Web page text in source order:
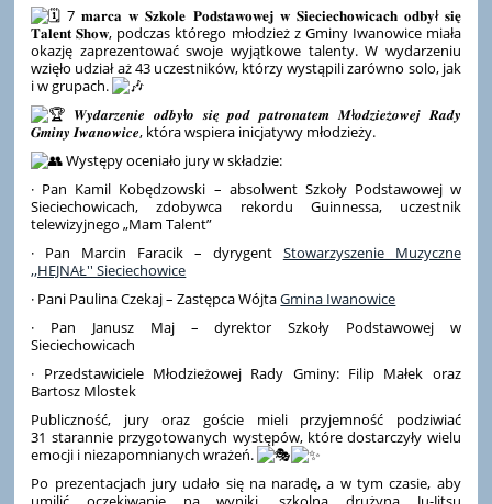
7 𝐦𝐚𝐫𝐜𝐚 𝐰 𝐒𝐳𝐤𝐨𝐥𝐞 𝐏𝐨𝐝𝐬𝐭𝐚𝐰𝐨𝐰𝐞𝐣 𝐰 𝐒𝐢𝐞𝐜𝐢𝐞𝐜𝐡𝐨𝐰𝐢𝐜𝐚𝐜𝐡 𝐨𝐝𝐛𝐲ł 𝐬𝐢𝐞̨
𝐓𝐚𝐥𝐞𝐧𝐭 𝐒𝐡𝐨𝐰, podczas którego młodzież z Gminy Iwanowice miała
okazję zaprezentować swoje wyjątkowe talenty. W wydarzeniu
wzięło udział aż 43 uczestników, którzy wystąpili zarówno solo, jak
i w grupach.
𝑾𝒚𝒅𝒂𝒓𝒛𝒆𝒏𝒊𝒆 𝒐𝒅𝒃𝒚ł𝒐 𝒔𝒊𝒆̨ 𝒑𝒐𝒅 𝒑𝒂𝒕𝒓𝒐𝒏𝒂𝒕𝒆𝒎 𝑴ł𝒐𝒅𝒛𝒊𝒆𝒛̇𝒐𝒘𝒆𝒋 𝑹𝒂𝒅𝒚
𝑮𝒎𝒊𝒏𝒚 𝑰𝒘𝒂𝒏𝒐𝒘𝒊𝒄𝒆, która wspiera inicjatywy młodzieży.
Występy oceniało jury w składzie:
· Pan Kamil Kobędzowski – absolwent Szkoły Podstawowej w
Sieciechowicach, zdobywca rekordu Guinnessa, uczestnik
telewizyjnego „Mam Talent”
· Pan Marcin Faracik – dyrygent Stowarzyszenie Muzyczne
,,HEJNAŁ'' Sieciechowice
· Pani Paulina Czekaj – Zastępca WójtaGmina Iwanowice
· Pan Janusz Maj – dyrektor Szkoły Podstawowej w
Sieciechowicach
· Przedstawiciele Młodzieżowej Rady Gminy: Filip Małek oraz
Bartosz Mlostek
Publiczność, jury oraz goście mieli przyjemność podziwiać
31 starannie przygotowanych występów, które dostarczyły wielu
emocji i niezapomnianych wrażeń.
Po prezentacjach jury udało się na naradę, a w tym czasie, aby